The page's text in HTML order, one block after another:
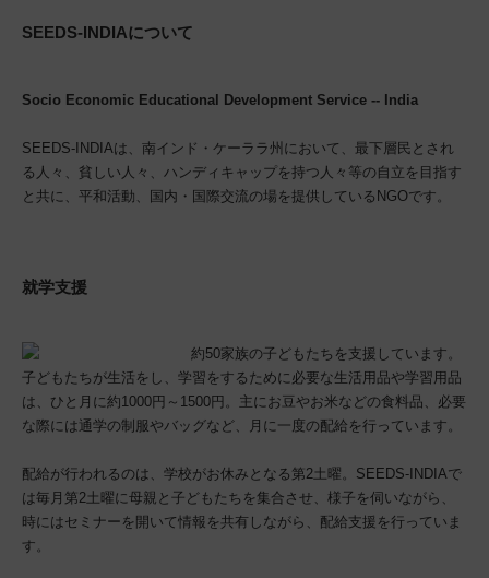
SEEDS-INDIAについて
Socio Economic Educational Development Service -- India
SEEDS-INDIAは、南インド・ケーララ州において、最下層民とされ
る人々、貧しい人々、ハンディキャップを持つ人々等の自立を目指す
と共に、平和活動、国内・国際交流の場を提供しているNGOです。
就学支援
約50家族の子どもたちを支援しています。
子どもたちが生活をし、学習をするために必要な生活用品や学習用品
は、ひと月に約1000円～1500円。主にお豆やお米などの食料品、必要
な際には通学の制服やバッグなど、月に一度の配給を行っています。
配給が行われるのは、学校がお休みとなる第2土曜。SEEDS-INDIAで
は毎月第2土曜に母親と子どもたちを集合させ、様子を伺いながら、
時にはセミナーを開いて情報を共有しながら、配給支援を行っていま
す。